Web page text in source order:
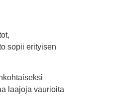
sopii erityisen
laajoja vaurioita